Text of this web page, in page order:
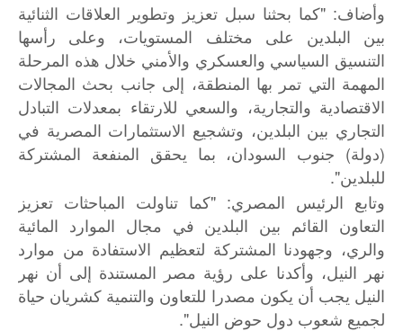
وأضاف: "كما بحثنا سبل تعزيز وتطوير العلاقات الثنائية
بين البلدين على مختلف المستويات، وعلى رأسها
التنسيق السياسي والعسكري والأمني خلال هذه المرحلة
المهمة التي تمر بها المنطقة، إلى جانب بحث المجالات
الاقتصادية والتجارية، والسعي للارتقاء بمعدلات التبادل
التجاري بين البلدين، وتشجيع الاستثمارات المصرية في
(دولة) جنوب السودان، بما يحقق المنفعة المشتركة
للبلدين".
وتابع الرئيس المصري: "كما تناولت المباحثات تعزيز
التعاون القائم بين البلدين في مجال الموارد المائية
والري، وجهودنا المشتركة لتعظيم الاستفادة من موارد
نهر النيل، وأكدنا على رؤية مصر المستندة إلى أن نهر
النيل يجب أن يكون مصدرا للتعاون والتنمية كشريان حياة
لجميع شعوب دول حوض النيل".